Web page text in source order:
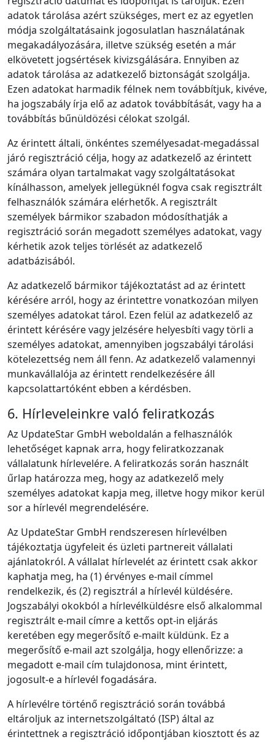
adatok tárolása azért szükséges, mert ez az egyetlen
módja szolgáltatásaink jogosulatlan használatának
megakadályozására, illetve szükség esetén a már
elkövetett jogsértések kivizsgálására. Ennyiben az
adatok tárolása az adatkezelő biztonságát szolgálja.
Ezen adatokat harmadik félnek nem továbbítjuk, kivéve,
ha jogszabály írja elő az adatok továbbítását, vagy ha a
továbbítás bűnüldözési célokat szolgál.
Az érintett általi, önkéntes személyesadat‑megadással
járó regisztráció célja, hogy az adatkezelő az érintett
számára olyan tartalmakat vagy szolgáltatásokat
kínálhasson, amelyek jellegüknél fogva csak regisztrált
felhasználók számára elérhetők. A regisztrált
személyek bármikor szabadon módosíthatják a
regisztráció során megadott személyes adatokat, vagy
kérhetik azok teljes törlését az adatkezelő
adatbázisából.
Az adatkezelő bármikor tájékoztatást ad az érintett
kérésére arról, hogy az érintettre vonatkozóan milyen
személyes adatokat tárol. Ezen felül az adatkezelő az
érintett kérésére vagy jelzésére helyesbíti vagy törli a
személyes adatokat, amennyiben jogszabályi tárolási
kötelezettség nem áll fenn. Az adatkezelő valamennyi
munkavállalója az érintett rendelkezésére áll
kapcsolattartóként ebben a kérdésben.
6. Hírleveleinkre való feliratkozás
Az UpdateStar GmbH weboldalán a felhasználók
lehetőséget kapnak arra, hogy feliratkozzanak
vállalatunk hírlevelére. A feliratkozás során használt
űrlap határozza meg, hogy az adatkezelő mely
személyes adatokat kapja meg, illetve hogy mikor kerül
sor a hírlevél megrendelésére.
Az UpdateStar GmbH rendszeresen hírlevélben
tájékoztatja ügyfeleit és üzleti partnereit vállalati
ajánlatokról. A vállalat hírlevelét az érintett csak akkor
kaphatja meg, ha (1) érvényes e‑mail címmel
rendelkezik, és (2) regisztrál a hírlevél küldésére.
Jogszabályi okokból a hírlevélküldésre első alkalommal
regisztrált e‑mail címre a kettős opt‑in eljárás
keretében egy megerősítő e‑mailt küldünk. Ez a
megerősítő e‑mail azt szolgálja, hogy ellenőrizze: a
megadott e‑mail cím tulajdonosa, mint érintett,
jogosult‑e a hírlevél fogadására.
A hírlevélre történő regisztráció során továbbá
eltároljuk az internetszolgáltató (ISP) által az
érintettnek a regisztráció időpontjában kiosztott és az